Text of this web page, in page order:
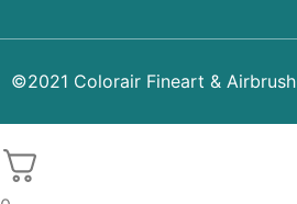
©2021 Colorair Fineart & Airbrush